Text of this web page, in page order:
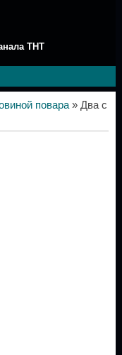
ТНТ
повара» Два с